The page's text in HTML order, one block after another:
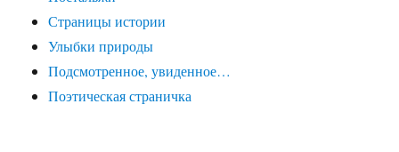
Страницы истории
Улыбки природы
Подсмотренное, увиденное…
Поэтическая страничка